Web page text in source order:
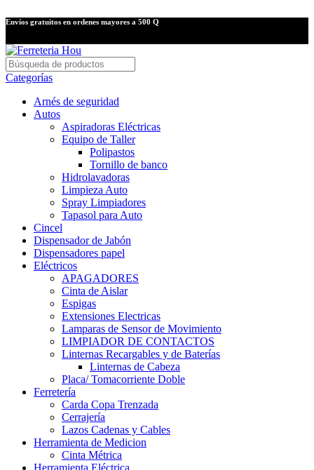
Envíos gratuitos en ordenes mayores a 500 Q
Categorías
Arnés de seguridad
Autos
Aspiradoras Eléctricas
Equipo de Taller
Polipastos
Tornillo de banco
Hidrolavadoras
Limpieza Auto
Spray Limpiadores
Tapasol para Auto
Cincel
Dispensador de Jabón
Dispensadores papel
Eléctricos
APAGADORES
Cinta de Aislar
Espigas
Extensiones Electricas
Lamparas de Sensor de Movimiento
LIMPIADOR DE CONTACTOS
Linternas Recargables y de Baterías
Linternas de Cabeza
Placa/ Tomacorriente Doble
Ferretería
Carda Copa Trenzada
Cerrajería
Lazos Cadenas y Cables
Herramienta de Medicion
Cinta Métrica
Herramienta Eléctrica